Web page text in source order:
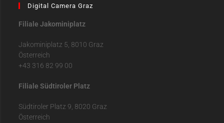
Digital Camera Graz
Filiale Jakominiplatz
Jakominiplatz 5, 8010 Graz
Österreich
+43 316 82 99 00
Filiale Südtiroler Platz
Südtiroler Platz 9, 8020 Graz
Österreich